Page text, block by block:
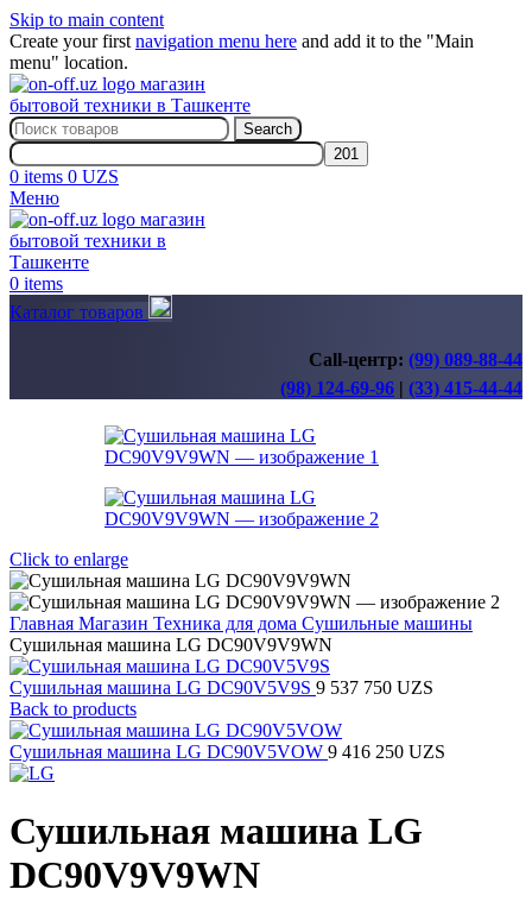
Skip to main content
Create your first navigation menu here and add it to the "Main
menu" location.
Search
0 items 0 UZS
Меню
0 items
Каталог товаров
Call-центр: (99) 089-88-44
(98) 124-69-96 | (33) 415-44-44
Click to enlarge
Главная Магазин Техника для дома Сушильные машины
Сушильная машина LG DC90V9V9WN
Сушильная машина LG DC90V5V9S 9 537 750 UZS
Back to products
Сушильная машина LG DC90V5VOW 9 416 250 UZS
Сушильная машина LG
DC90V9V9WN